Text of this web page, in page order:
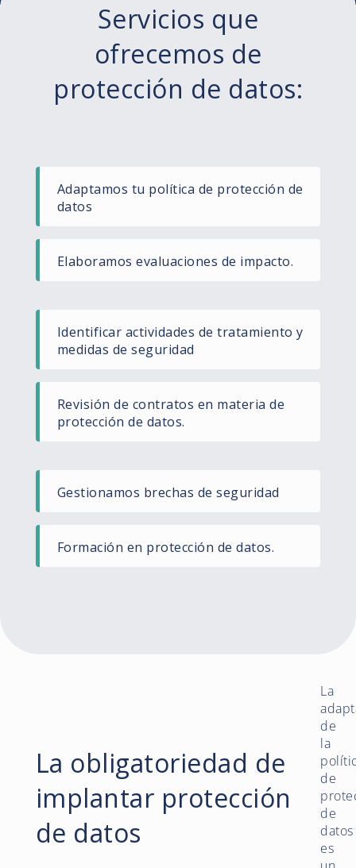
Servicios que
ofrecemos de
protección de datos:
Adaptamos tu política de protección de
datos
Elaboramos evaluaciones de impacto.
Identificar actividades de tratamiento y
medidas de seguridad
Revisión de contratos en materia de
protección de datos.
Gestionamos brechas de seguridad
Formación en protección de datos.
La obligatoriedad de
implantar protección
de datos
La
de
la
de
de
datos
es